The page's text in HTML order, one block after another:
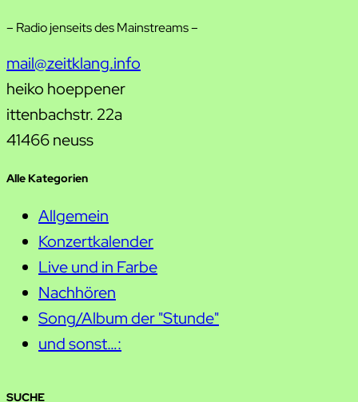
– Radio jenseits des Mainstreams –
mail@zeitklang.info
heiko hoeppener
ittenbachstr. 22a
41466 neuss
Alle Kategorien
Allgemein
Konzertkalender
Live und in Farbe
Nachhören
Song/Album der "Stunde"
und sonst…:
SUCHE